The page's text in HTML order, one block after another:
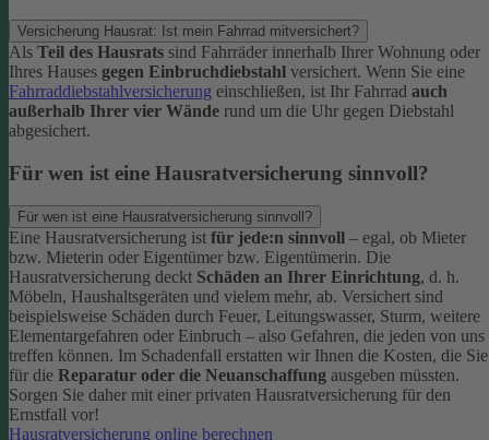
Versicherung Hausrat: Ist mein Fahrrad mitversichert?
Als Teil des Hausrats sind Fahrräder innerhalb Ihrer Wohnung oder
Ihres Hauses gegen Einbruchdiebstahl versichert. Wenn Sie eine
Fahrraddiebstahlversicherung einschließen, ist Ihr Fahrrad auch
außerhalb Ihrer vier Wände rund um die Uhr gegen Diebstahl
abgesichert.
Für wen ist eine Hausratversicherung sinnvoll?
Für wen ist eine Hausratversicherung sinnvoll?
Eine Hausratversicherung ist für jede:n sinnvoll – egal, ob Mieter
bzw. Mieterin oder Eigentümer bzw. Eigentümerin. Die
Hausratversicherung deckt Schäden an Ihrer Einrichtung, d. h.
Möbeln, Haushaltsgeräten und vielem mehr, ab. Versichert sind
beispielsweise Schäden durch Feuer, Leitungswasser, Sturm, weitere
Elementargefahren oder Einbruch – also Gefahren, die jeden von uns
treffen können. Im Schadenfall erstatten wir Ihnen die Kosten, die Sie
für die Reparatur oder die Neuanschaffung ausgeben müssten.
Sorgen Sie daher mit einer privaten Hausratversicherung für den
Ernstfall vor!
Hausratversicherung online berechnen